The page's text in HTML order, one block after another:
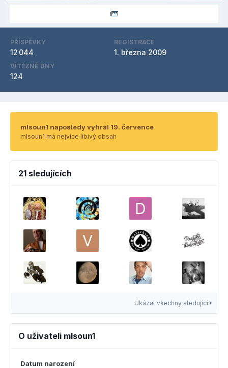
PŘÍSPĚVKY
12 044
REGISTRACE
1. března 2009
VÍTĚZNÉ DNY
124
mlsoun1 naposledy vyhrál 19. července
mlsoun1 má nejvíce líbivý obsah
21 sledujících
Ukázat všechny sledující
O uživateli mlsoun1
Datum narození